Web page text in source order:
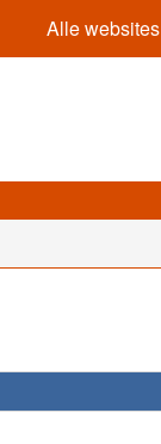
Alle websites